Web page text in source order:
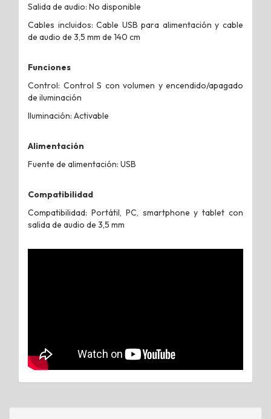
Salida de audio: No disponible
Cables incluidos: Cable USB para alimentación y cable
de audio de 3,5 mm de 140 cm
Funciones
Control: Control S con volumen y encendido/apagado
de iluminación
Iluminación: Activable
Alimentación
Fuente de alimentación: USB
Compatibilidad
Compatibilidad: Portátil, PC, smartphone y tablet con
salida de audio de 3,5 mm